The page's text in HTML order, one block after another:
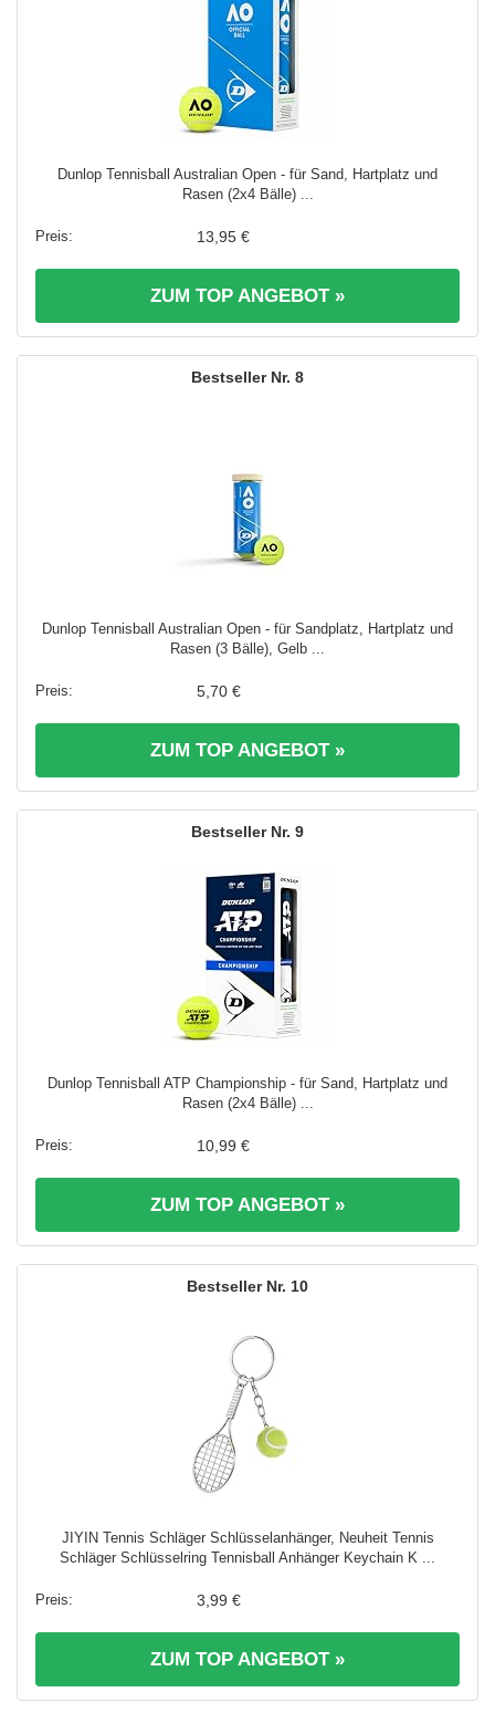
Dunlop Tennisball Australian Open - für Sand, Hartplatz und
Rasen (2x4 Bälle) ...
13,95 €
ZUM TOP ANGEBOT »
8
Dunlop Tennisball Australian Open - für Sandplatz, Hartplatz und
Rasen (3 Bälle), Gelb ...
5,70 €
ZUM TOP ANGEBOT »
9
Dunlop Tennisball ATP Championship - für Sand, Hartplatz und
Rasen (2x4 Bälle) ...
10,99 €
ZUM TOP ANGEBOT »
10
JIYIN Tennis Schläger Schlüsselanhänger, Neuheit Tennis
Schläger Schlüsselring Tennisball Anhänger Keychain K ...
3,99 €
ZUM TOP ANGEBOT »